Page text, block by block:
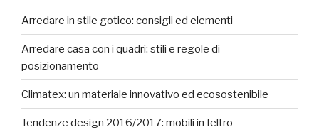
Arredare in stile gotico: consigli ed elementi
Arredare casa con i quadri: stili e regole di
posizionamento
Climatex: un materiale innovativo ed ecosostenibile
Tendenze design 2016/2017: mobili in feltro